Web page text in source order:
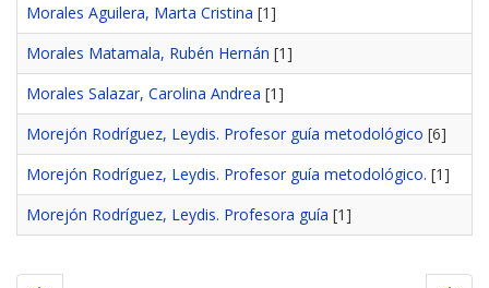
Morales Aguilera, Marta Cristina [1]
Morales Matamala, Rubén Hernán [1]
Morales Salazar, Carolina Andrea [1]
Morejón Rodríguez, Leydis. Profesor guía metodológico [6]
Morejón Rodríguez, Leydis. Profesor guía metodológico. [1]
Morejón Rodríguez, Leydis. Profesora guía [1]